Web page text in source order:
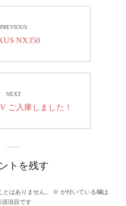
PREVIOUS
NX350
NEXT
ご入庫しました！
トを残す
はありません。 ※ が付いている欄は
須項目です